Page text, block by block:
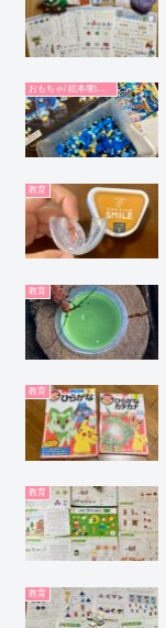
おもちゃ/ 絵本/動画/教材
教育
教育
教育
教育
教育